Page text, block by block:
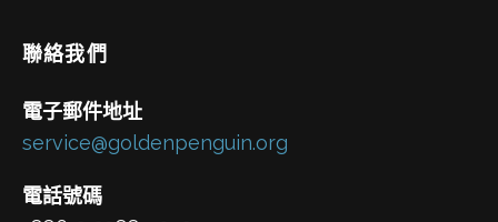
聯絡我們
電子郵件地址
service@goldenpenguin.org
電話號碼